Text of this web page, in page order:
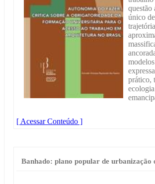
questão
único
prático,
[ Acessar Conteúdo ]
Banhado: plano popular de